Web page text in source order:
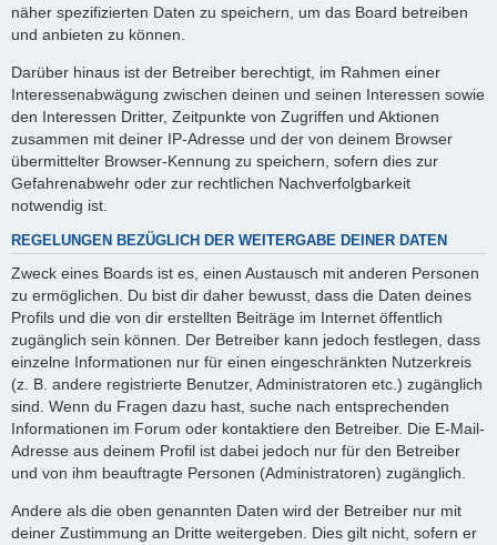
näher spezifizierten Daten zu speichern, um das Board betreiben
und anbieten zu können.
Darüber hinaus ist der Betreiber berechtigt, im Rahmen einer
Interessenabwägung zwischen deinen und seinen Interessen sowie
den Interessen Dritter, Zeitpunkte von Zugriffen und Aktionen
zusammen mit deiner IP-Adresse und der von deinem Browser
übermittelter Browser-Kennung zu speichern, sofern dies zur
Gefahrenabwehr oder zur rechtlichen Nachverfolgbarkeit
notwendig ist.
REGELUNGEN BEZÜGLICH DER WEITERGABE DEINER DATEN
Zweck eines Boards ist es, einen Austausch mit anderen Personen
zu ermöglichen. Du bist dir daher bewusst, dass die Daten deines
Profils und die von dir erstellten Beiträge im Internet öffentlich
zugänglich sein können. Der Betreiber kann jedoch festlegen, dass
einzelne Informationen nur für einen eingeschränkten Nutzerkreis
(z. B. andere registrierte Benutzer, Administratoren etc.) zugänglich
sind. Wenn du Fragen dazu hast, suche nach entsprechenden
Informationen im Forum oder kontaktiere den Betreiber. Die E-Mail-
Adresse aus deinem Profil ist dabei jedoch nur für den Betreiber
und von ihm beauftragte Personen (Administratoren) zugänglich.
Andere als die oben genannten Daten wird der Betreiber nur mit
deiner Zustimmung an Dritte weitergeben. Dies gilt nicht, sofern er